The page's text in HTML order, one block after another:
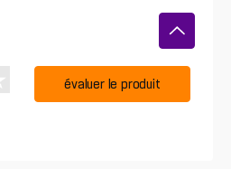
évaluer le produit